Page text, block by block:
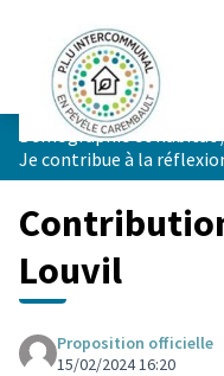
Démographie et habitat
Je contribue à la
Louvil
Proposition officielle
15/02/2024 16:20